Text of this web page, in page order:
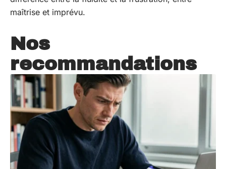
maîtrise et imprévu.
Nos
recommandations